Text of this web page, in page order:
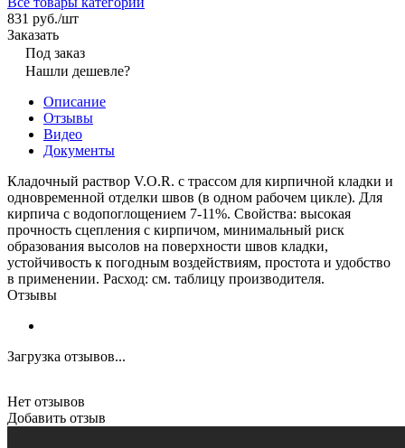
831 руб./шт
Заказать
Под заказ
Нашли дешевле?
Описание
Отзывы
Видео
Документы
Кладочный раствор V.O.R. с трассом для кирпичной кладки и
одновременной отделки швов (в одном рабочем цикле). Для
кирпича с водопоглощением 7-11%. Свойства: высокая
прочность сцепления с кирпичом, минимальный риск
образования высолов на поверхности швов кладки,
устойчивость к погодным воздействиям, простота и удобство
в применении. Расход: см. таблицу производителя.
Отзывы
Загрузка отзывов...
Нет отзывов
Добавить отзыв